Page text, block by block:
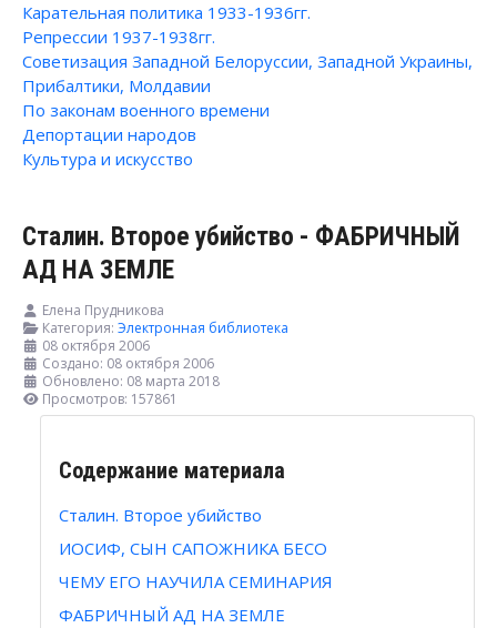
Карательная политика 1933-1936гг.
Репрессии 1937-1938гг.
Советизация Западной Белоруссии, Западной Украины,
Прибалтики, Молдавии
По законам военного времени
Депортации народов
Культура и искусство
Сталин. Второе убийство - ФАБРИЧНЫЙ
АД НА ЗЕМЛЕ
Елена Прудникова
Категория: Электронная библиотека
08 октября 2006
Создано: 08 октября 2006
Обновлено: 08 марта 2018
Просмотров: 157861
Содержание материала
Сталин. Второе убийство
ИОСИФ, СЫН САПОЖНИКА БЕСО
ЧЕМУ ЕГО НАУЧИЛА СЕМИНАРИЯ
ФАБРИЧНЫЙ АД НА ЗЕМЛЕ